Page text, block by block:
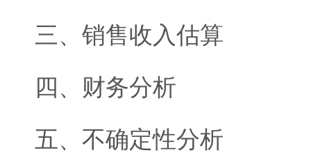
三、销售收入估算
四、财务分析
五、不确定性分析